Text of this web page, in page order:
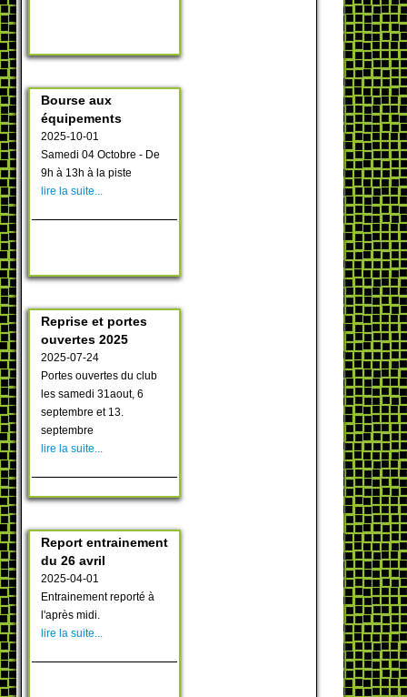
Bourse aux
équipements
2025-10-01
Samedi 04 Octobre - De
9h à 13h à la piste
lire la suite...
Reprise et portes
ouvertes 2025
2025-07-24
Portes ouvertes du club
les samedi 31aout, 6
septembre et 13.
septembre
lire la suite...
Report entrainement
du 26 avril
2025-04-01
Entrainement reporté à
l'après midi.
lire la suite...